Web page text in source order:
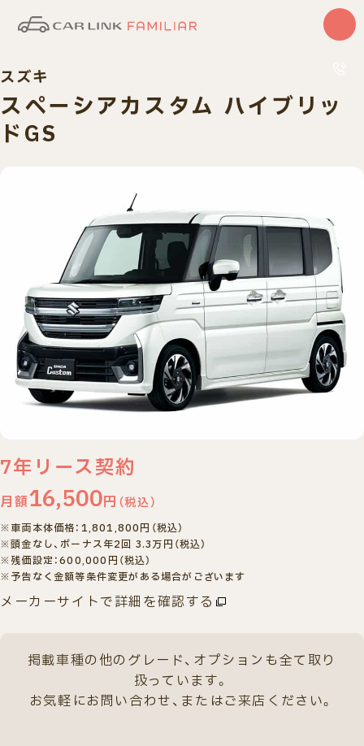
はじめての方
サービス
カーリース
中古車
店舗・スタッフ紹介
ご相談・
来店予約
査定予約 車検・整備 車種検索
スズキ
スペーシアカスタム ハイブリッ
ドGS
7年リース契約
月額16,500円 （税込）
※車両本体価格：1,801,800円（税込）
※頭金なし、ボーナス年2回 3.3万円（税込）
※残価設定：600,000円（税込）
※予告なく金額等条件変更がある場合がございます
メーカーサイトで詳細を確認する
掲載車種の他のグレード、 オプションも全て取り
扱っています。
お気軽にお問い合わせ、またはご来店ください。